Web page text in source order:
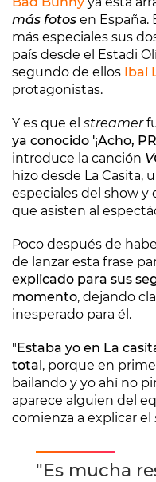
más fotos en España.
más especiales sus
país desde el Estadi
segundo de ellos Ibai
protagonistas.
Y es que el streamer
ya conocido '¡Acho,
introduce la canción
hizo desde La Casita,
especiales del show y
que asisten al
Poco después de
de lanzar esta frase
explicado para sus
momento, dejando
inesperado para él.
"Estaba yo en La
total, porque en
bailando y yo ahí no
aparece alguien del
comienza a explicar el
"Es mucha